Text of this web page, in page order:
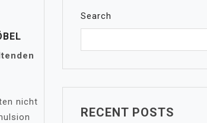
nicht
Search
RECENT POSTS